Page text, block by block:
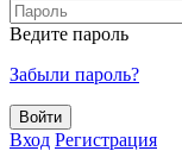
Ведите пароль
Забыли пароль?
Войти
Вход Регистрация